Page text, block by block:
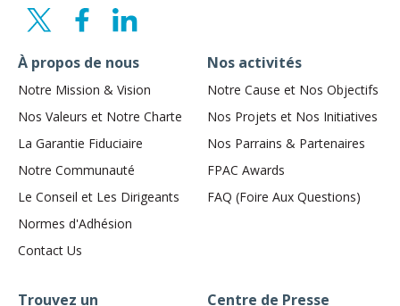
À propos de nous
Notre Mission & Vision
Nos Valeurs et Notre Charte
La Garantie Fiduciaire
Notre Communauté
Le Conseil et Les Dirigeants
Normes d'Adhésion
Contact Us
Nos activités
Notre Cause et Nos Objectifs
Nos Projets et Nos Initiatives
Nos Parrains & Partenaires
FPAC Awards
FAQ (Foire Aux Questions)
Trouvez un Centre de Presse